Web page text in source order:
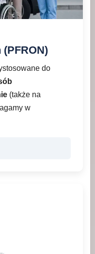
(PFRON)
do
(także na
w